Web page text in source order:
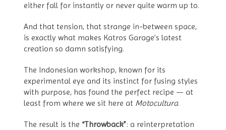
either fall for instantly or never quite warm up to.
And that tension, that strange in-between space,
is exactly what makes Katros Garage’s latest
creation so damn satisfying.
The Indonesian workshop, known for its
experimental eye and its instinct for fusing styles
with purpose, has found the perfect recipe — at
least from where we sit here at Motocultura.
The result is the “Throwback”: a reinterpretation